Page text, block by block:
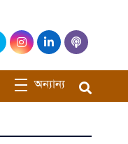
অন্যান্য